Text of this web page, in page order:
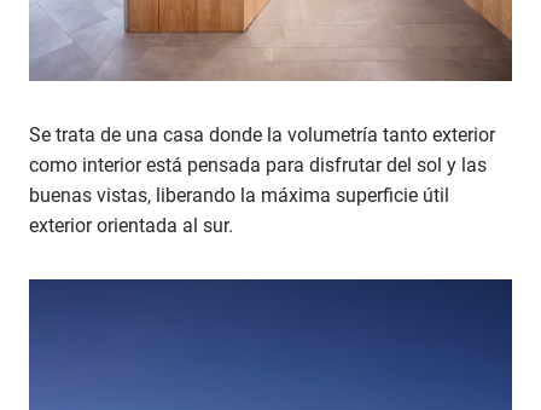
Se trata de una casa donde la volumetría tanto exterior
como interior está pensada para disfrutar del sol y las
buenas vistas, liberando la máxima superficie útil
exterior orientada al sur.